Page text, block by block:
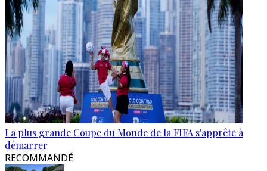
La plus grande Coupe du Monde de la FIFA s'apprête à
démarrer
RECOMMANDÉ